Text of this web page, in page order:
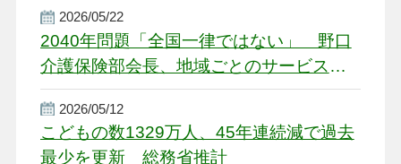
2026/05/22
2040年問題「全国一律ではない」 野口
介護保険部会長、地域ごとのサービス基
盤整備を促す
2026/05/12
こどもの数1329万人、45年連続減で過去
最少を更新 総務省推計